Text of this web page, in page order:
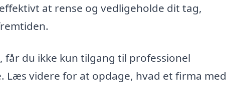
at rense og vedligeholde dit tag,
du ikke kun tilgang til professionel
videre for at opdage, hvad et firma med